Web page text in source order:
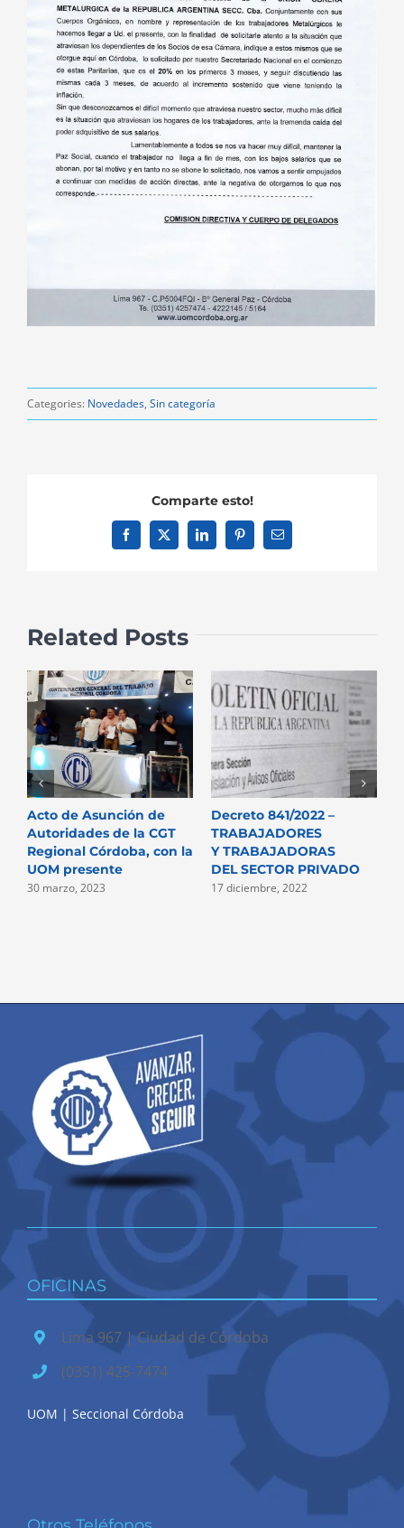
Categories: Novedades, Sin categoría
Comparte esto!
Facebook
X LinkedInPinterestEmail
Related Posts
Acto de Asunción de
Autoridades de la CGT
Regional Córdoba, con la
UOM presente
30 marzo, 2023
Decreto 841/2022 –
TRABAJADORES
Y TRABAJADORAS
DEL SECTOR PRIVADO
17 diciembre, 2022
OFICINAS
Lima 967 | Ciudad de Córdoba
(0351) 425-7474
UOM | Seccional Córdoba